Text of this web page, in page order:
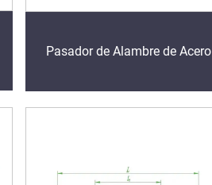
Pasador de Alambre de Acero